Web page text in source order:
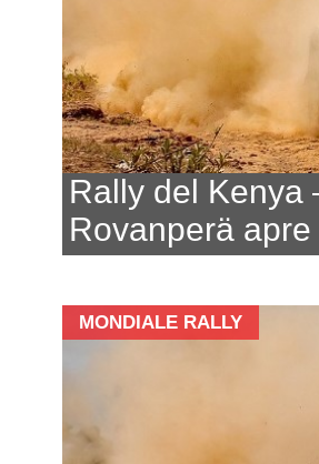
Rally del Kenya
Rovanperä
MONDIALE RALLY